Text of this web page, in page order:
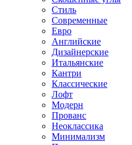
Стиль
Современные
Евро
Английские
Дизайнерские
Итальянские
Кантри
Классические
Лофт
Модерн
Прованс
Неоклассика
Минимализм